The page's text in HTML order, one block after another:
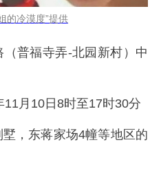
的冷漠度”提供
（普福寺弄-北园新村）中
11月10日8时至17时30分
，东蒋家场4幢等地区的